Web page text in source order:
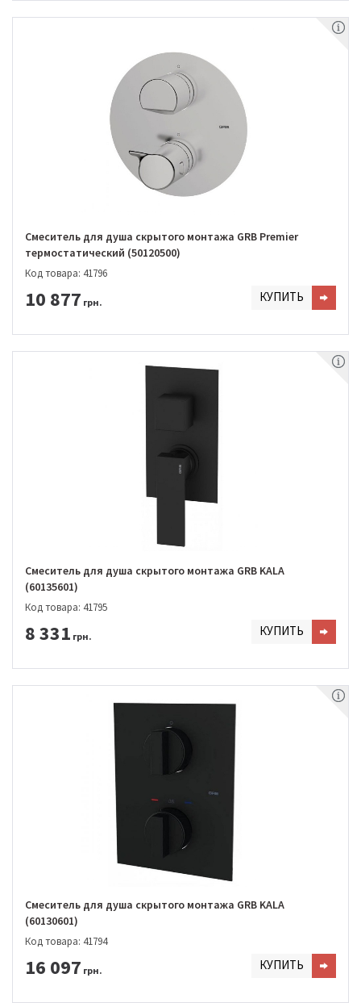
Смеситель для душа скрытого монтажа GRB Premier
термостатический (50120500)
Код товара: 41796
10 877 грн. КУПИТЬ
Смеситель для душа скрытого монтажа GRB KALA
(60135601)
Код товара: 41795
8 331 грн. КУПИТЬ
Смеситель для душа скрытого монтажа GRB KALA
(60130601)
Код товара: 41794
16 097 грн. КУПИТЬ